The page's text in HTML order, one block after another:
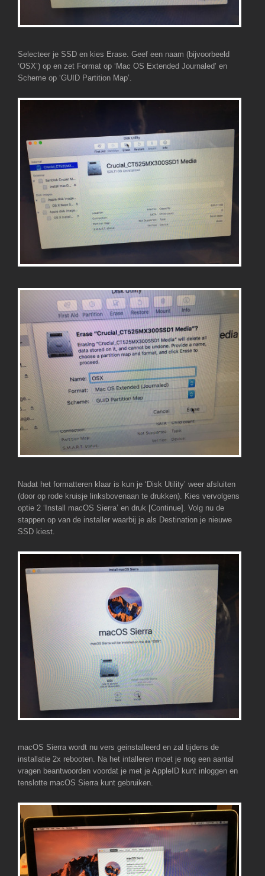
Selecteer je SSD en kies Erase. Geef een naam (bijvoorbeeld
‘OSX’) op en zet Format op ‘Mac OS Extended Journaled’ en
Scheme op ‘GUID Partition Map’.
Nadat het formatteren klaar is kun je ‘Disk Utility’ weer afsluiten
(door op rode kruisje linksbovenaan te drukken). Kies vervolgens
optie 2 ‘Install macOS Sierra’ en druk [Continue]. Volg nu de
stappen op van de installer waarbij je als Destination je nieuwe
SSD kiest.
macOS Sierra wordt nu vers geinstalleerd en zal tijdens de
installatie 2x rebooten. Na het intalleren moet je nog een aantal
vragen beantwoorden voordat je met je AppleID kunt inloggen en
tenslotte macOS Sierra kunt gebruiken.